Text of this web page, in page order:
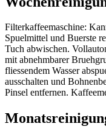
Filterkaffeemaschine:
Spuelmittel und Buerste
Tuch abwischen.
mit abnehmbarer
fliessendem Wasser
ausschalten und
Pinsel entfernen.